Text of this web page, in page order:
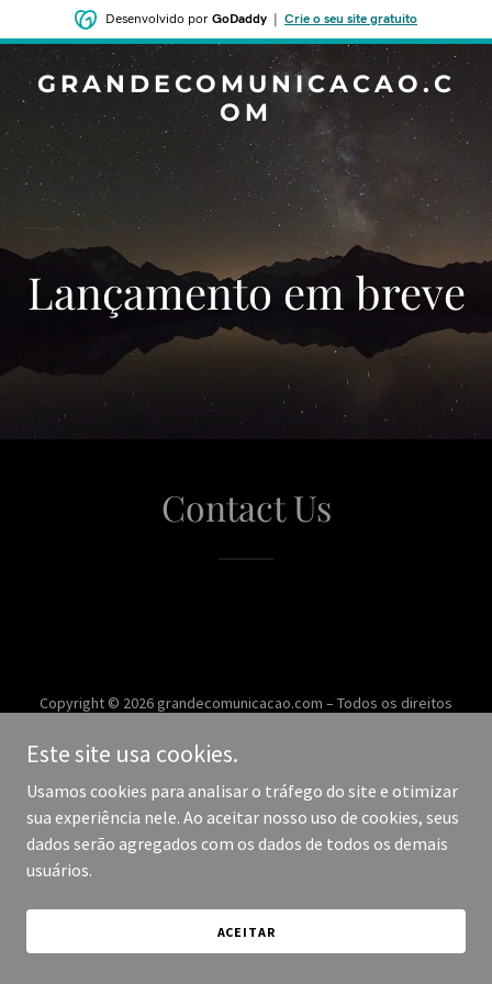
Desenvolvido por GoDaddy Crie o seu site gratuito
GRANDECOMUNICACAO.C
OM
‌‌Lançamento em breve
Contact Us
Copyright © 2026 grandecomunicacao.com – Todos os direitos
Este site usa cookies.
Usamos cookies para analisar o tráfego do site e otimizar
sua experiência nele. Ao aceitar nosso uso de cookies, seus
dados serão agregados com os dados de todos os demais
usuários.
ACEITAR